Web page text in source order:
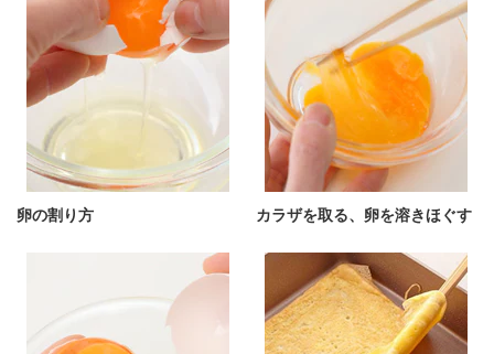
卵の割り方 カラザを取る、卵を溶きほぐす